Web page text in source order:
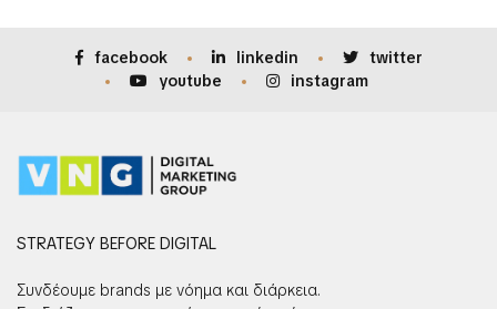
facebook linkedin
twitter
youtube
instagram
STRATEGY BEFORE DIGITAL
Συνδέουμε brands με νόημα και διάρκεια.